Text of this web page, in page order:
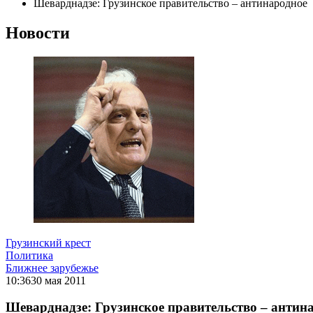
Шеварднадзе: Грузинское правительство – антинародное
Новости
Грузинский крест
Политика
Ближнее зарубежье
10:3630 мая 2011
Шеварднадзе: Грузинское правительство –